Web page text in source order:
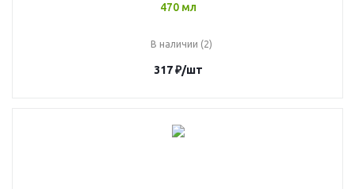
470 мл
В наличии (2)
317₽/шт